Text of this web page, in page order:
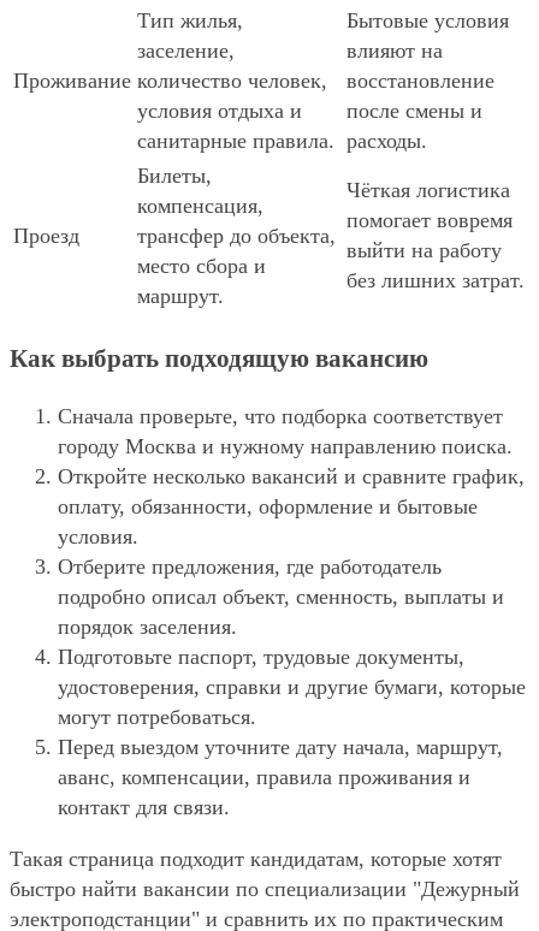
Проживание
Тип жилья,
заселение,
количество человек,
условия отдыха и
санитарные правила.
Бытовые условия
влияют на
восстановление
после смены и
расходы.
Проезд
Билеты,
компенсация,
трансфер до объекта,
место сбора и
маршрут.
Чёткая логистика
помогает вовремя
выйти на работу
без лишних затрат.
Как выбрать подходящую вакансию
Сначала проверьте, что подборка соответствует
городу Москва и нужному направлению поиска.
Откройте несколько вакансий и сравните график,
оплату, обязанности, оформление и бытовые
условия.
Отберите предложения, где работодатель
подробно описал объект, сменность, выплаты и
порядок заселения.
Подготовьте паспорт, трудовые документы,
удостоверения, справки и другие бумаги, которые
могут потребоваться.
Перед выездом уточните дату начала, маршрут,
аванс, компенсации, правила проживания и
контакт для связи.
Такая страница подходит кандидатам, которые хотят
быстро найти вакансии по специализации "Дежурный
электроподстанции" и сравнить их по практическим